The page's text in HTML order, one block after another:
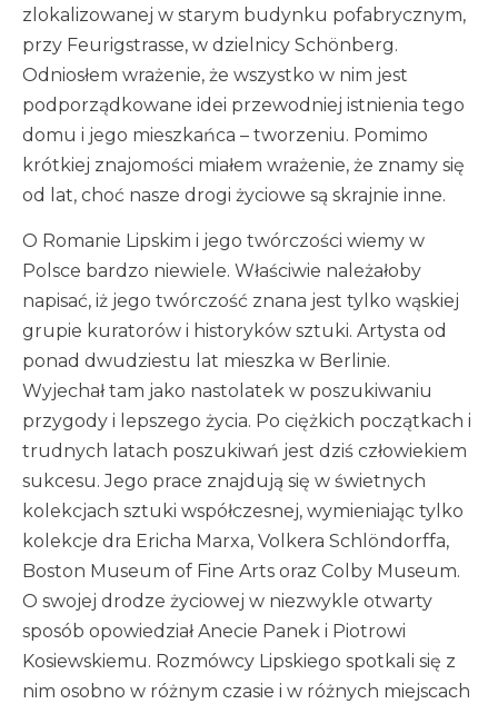
zlokalizowanej w starym budynku pofabrycznym,
przy Feurigstrasse, w dzielnicy Schönberg.
Odniosłem wrażenie, że wszystko w nim jest
podporządkowane idei przewodniej istnienia tego
domu i jego mieszkańca – tworzeniu. Pomimo
krótkiej znajomości miałem wrażenie, że znamy się
od lat, choć nasze drogi życiowe są skrajnie inne.
O Romanie Lipskim i jego twórczości wiemy w
Polsce bardzo niewiele. Właściwie należałoby
napisać, iż jego twórczość znana jest tylko wąskiej
grupie kuratorów i historyków sztuki. Artysta od
ponad dwudziestu lat mieszka w Berlinie.
Wyjechał tam jako nastolatek w poszukiwaniu
przygody i lepszego życia. Po ciężkich początkach i
trudnych latach poszukiwań jest dziś człowiekiem
sukcesu. Jego prace znajdują się w świetnych
kolekcjach sztuki współczesnej, wymieniając tylko
kolekcje dra Ericha Marxa, Volkera Schlöndorffa,
Boston Museum of Fine Arts oraz Colby Museum.
O swojej drodze życiowej w niezwykle otwarty
sposób opowiedział Anecie Panek i Piotrowi
Kosiewskiemu. Rozmówcy Lipskiego spotkali się z
nim osobno w różnym czasie i w różnych miejscach